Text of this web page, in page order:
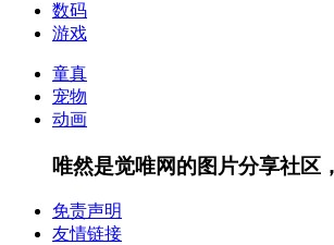
数码
游戏
童真
宠物
动画
唯然是觉唯网的图片分享社区
免责声明
友情链接